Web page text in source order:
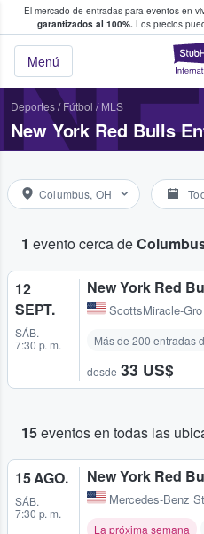
El mercado de entradas para eventos en
garantizados al 100%. Los precios
Menú
y venta de entradas
Deportes/Fútbol / MLS
New York Red Bulls
Columbus, OH
1 evento cerca de
12
SEPT.
SÁB.
7:30 p. m.
New York Red
ScottsMiracle-
Más de 200 entradas
desde 33 US$
15eventos en todas las
15 AGO.
SÁB.
7:30 p. m.
New York Red
Mercedes-Benz
La próxima semana